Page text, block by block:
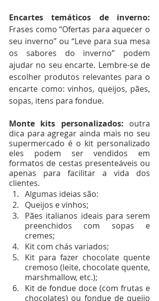
Frases como “Ofertas para aquecer o
seu inverno” ou “Leve para sua mesa
os sabores do inverno” podem
ajudar no seu encarte. Lembre-se de
escolher produtos relevantes para o
encarte como: vinhos, queijos, pães,
sopas, itens para fondue.
Monte kits personalizados: outra
dica para agregar ainda mais no seu
supermercado é o kit personalizado
eles podem ser vendidos em
formatos de cestas presenteáveis ou
apenas para facilitar a vida dos
clientes.
Algumas ideias são:
Queijos e vinhos;
Pães italianos ideais para serem
preenchidos com sopas e
cremes;
Kit com chás variados;
Kit para fazer chocolate quente
cremoso (leite, chocolate quente,
marshmallow, etc.);
Kit de fondue doce (com frutas e
chocolates) ou fondue de queijo